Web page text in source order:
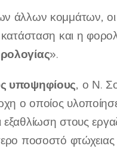
άλλων κομμάτων,
και η
».
υποψηφίους, ο Ν.
ο οποίος
στους
ποσοστό